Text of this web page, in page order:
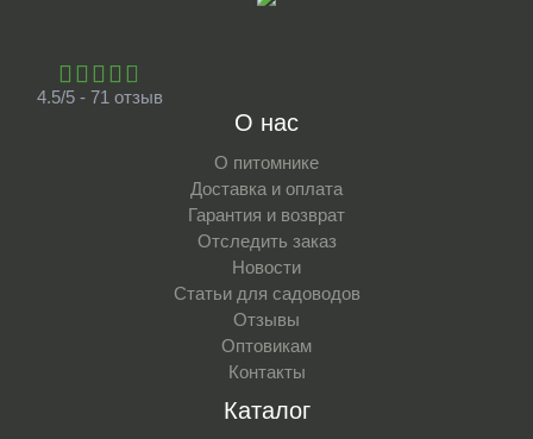
4.5/5 - 71 отзыв
О нас
О питомнике
Доставка и оплата
Гарантия и возврат
Отследить заказ
Новости
Статьи для садоводов
Отзывы
Оптовикам
Контакты
Каталог